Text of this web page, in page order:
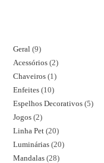
Geral 9
Acessórios 2
Chaveiros 1
Enfeites 10
Espelhos Decorativos 5
Jogos 2
Linha Pet 20
Luminárias 20
Mandalas 28